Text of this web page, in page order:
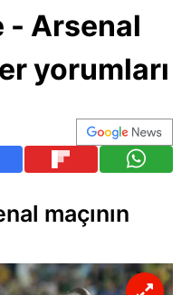
- Arsenal
yorumları
maçının